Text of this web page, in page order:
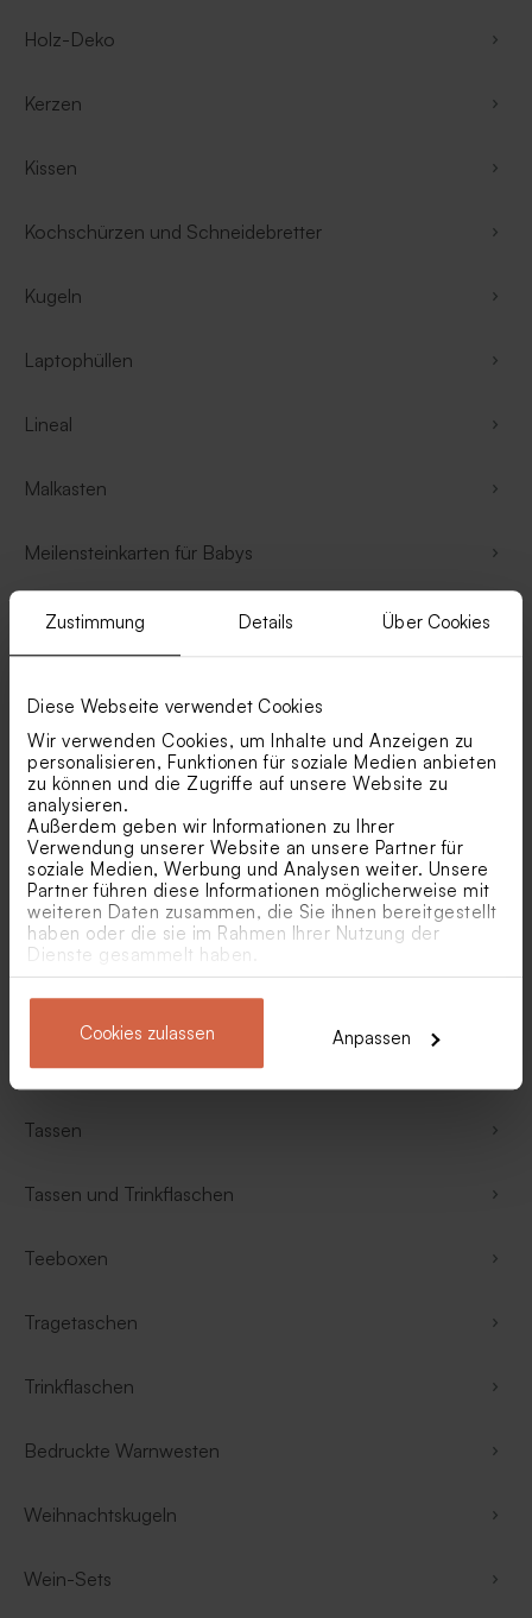
Zustimmung Details Über Cookies
Diese Webseite verwendet Cookies
Wir verwenden Cookies, um Inhalte und Anzeigen zu
personalisieren, Funktionen für soziale Medien anbieten
zu können und die Zugriffe auf unsere Website zu
analysieren.
Außerdem geben wir Informationen zu Ihrer
Verwendung unserer Website an unsere Partner für
soziale Medien, Werbung und Analysen weiter. Unsere
Partner führen diese Informationen möglicherweise mit
weiteren Daten zusammen, die Sie ihnen bereitgestellt
haben oder die sie im Rahmen Ihrer Nutzung der
Dienste gesammelt haben.
Cookies zulassen Anpassen
Holz-Deko
Kerzen
Kissen
Kochschürzen und Schneidebretter
Kugeln
Laptophüllen
Lineal
Malkasten
Meilensteinkarten für Babys
Messleisten
Poster
Schlüsselanhänger
Schneekugeln
Schneidebretter
Seifenspender
Taschenflaschen
Tassen
Tassen und Trinkflaschen
Teeboxen
Tragetaschen
Trinkflaschen
Bedruckte Warnwesten
Weihnachtskugeln
Wein-Sets